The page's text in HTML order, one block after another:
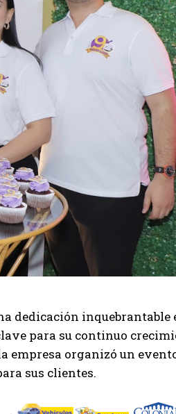
dedicación inquebrantable
para su continuo
empresa organizó un
sus clientes.